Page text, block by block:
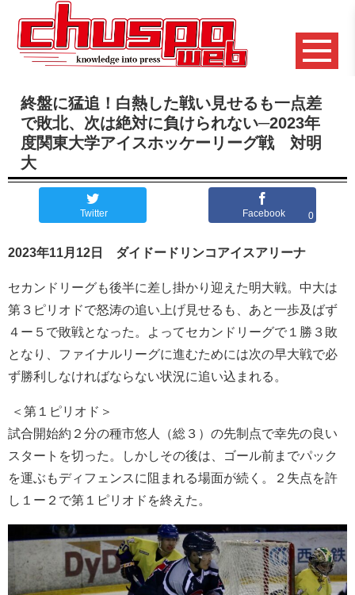
終盤に猛追！白熱した戦い見せるも一点差
で敗北、次は絶対に負けられない─2023年
度関東大学アイスホッケーリーグ戦 対明
大
Twitter Facebook 0
2023年11月12日 ダイドードリンコアイスアリーナ
セカンドリーグも後半に差し掛かり迎えた明大戦。中大は
第３ピリオドで怒涛の追い上げ見せるも、あと一歩及ばず
４ー５で敗戦となった。よってセカンドリーグで１勝３敗
となり、ファイナルリーグに進むためには次の早大戦で必
ず勝利しなければならない状況に追い込まれる。
＜第１ピリオド＞
試合開始約２分の種市悠人（総３）の先制点で幸先の良い
スタートを切った。しかしその後は、ゴール前までパック
を運ぶもディフェンスに阻まれる場面が続く。２失点を許
し１ー２で第１ピリオドを終えた。